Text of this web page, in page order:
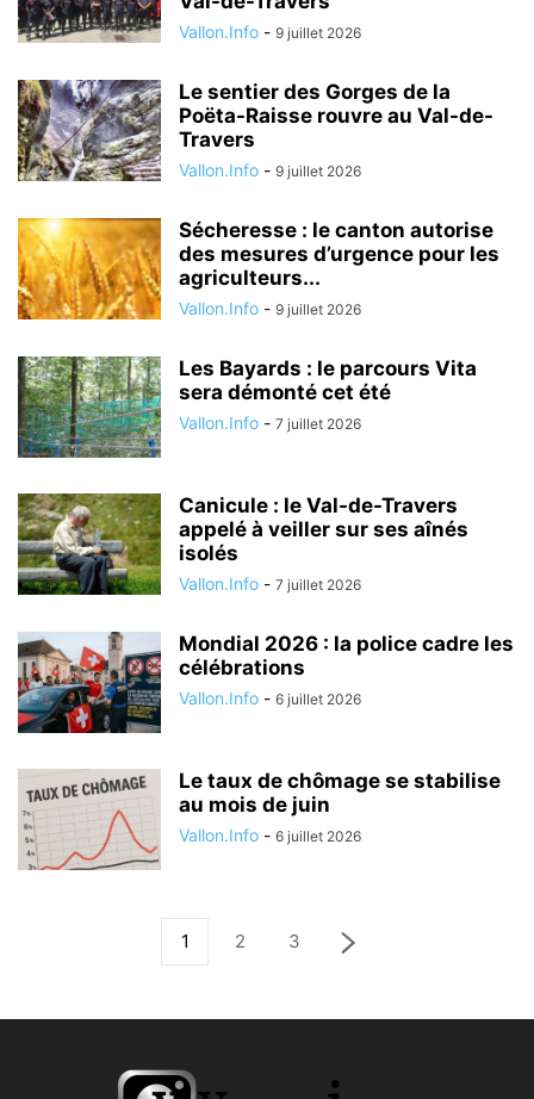
Vallon.Info - 9 juillet 2026
Le sentier des Gorges de la
Poëta-Raisse rouvre au Val-de-
Travers
Vallon.Info - 9 juillet 2026
Sécheresse : le canton autorise
des mesures d’urgence pour les
agriculteurs...
Vallon.Info - 9 juillet 2026
Les Bayards : le parcours Vita
sera démonté cet été
Vallon.Info - 7 juillet 2026
Canicule : le Val-de-Travers
appelé à veiller sur ses aînés
isolés
Vallon.Info - 7 juillet 2026
Mondial 2026 : la police cadre les
célébrations
Vallon.Info - 6 juillet 2026
Le taux de chômage se stabilise
au mois de juin
Vallon.Info - 6 juillet 2026
1 2 3